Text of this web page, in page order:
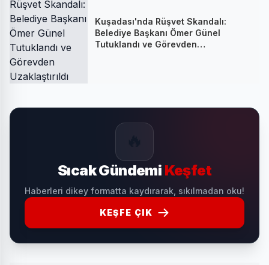
Kuşadası'nda Rüşvet Skandalı:
Belediye Başkanı Ömer Günel
Tutuklandı ve Görevden
Sıcak Gündemi Keşfet
Haberleri dikey formatta kaydırarak, sıkılmadan oku!
KEŞFE ÇIK